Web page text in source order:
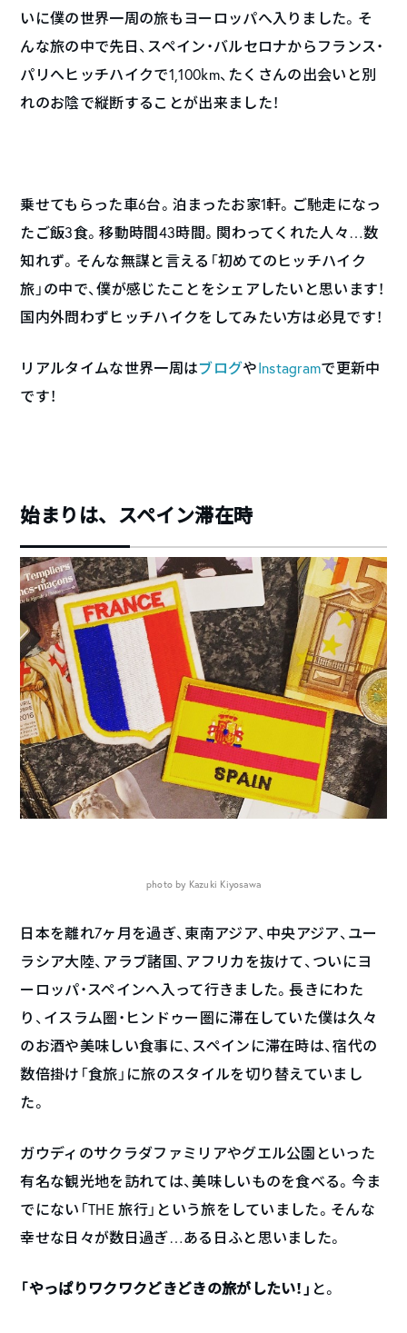
いに僕の世界一周の旅もヨーロッパへ入りました。そ
んな旅の中で先日、スペイン・バルセロナからフランス・
パリへヒッチハイクで1,100km、たくさんの出会いと別
れのお陰で縦断することが出来ました！
乗せてもらった車6台。泊まったお家1軒。ご馳走になっ
たご飯3食。移動時間43時間。関わってくれた人々…数
知れず。そんな無謀と言える「初めてのヒッチハイク
旅」の中で、僕が感じたことをシェアしたいと思います！
国内外問わずヒッチハイクをしてみたい方は必見です！
リアルタイムな世界一周はブログやInstagramで更新中
です！
始まりは、スペイン滞在時
photo by Kazuki Kiyosawa
日本を離れ7ヶ月を過ぎ、東南アジア、中央アジア、ユー
ラシア大陸、アラブ諸国、アフリカを抜けて、ついにヨ
ーロッパ・スペインへ入って行きました。長きにわた
り、イスラム圏・ヒンドゥー圏に滞在していた僕は久々
のお酒や美味しい食事に、スペインに滞在時は、宿代の
数倍掛け「食旅」に旅のスタイルを切り替えていまし
た。
ガウディのサクラダファミリアやグエル公園といった
有名な観光地を訪れては、美味しいものを食べる。今ま
でにない「THE 旅行」という旅をしていました。そんな
幸せな日々が数日過ぎ…ある日ふと思いました。
「やっぱりワクワクどきどきの旅がしたい！」 と。